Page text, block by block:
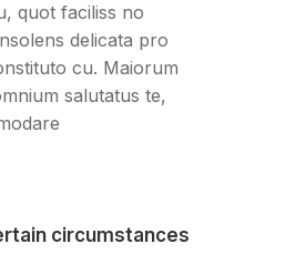
quot faciliss no
delicata pro
cu. Maiorum
salutatus te,
circumstances